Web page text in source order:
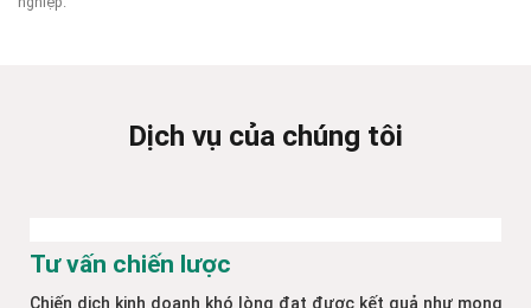
Dịch vụ của chúng tôi
Tư vấn chiến lược
Chiến dịch kinh doanh khó lòng đạt được kết quả như mong